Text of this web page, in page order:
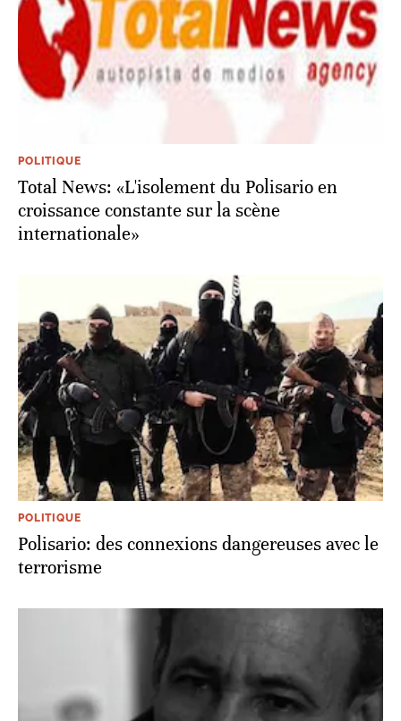
POLITIQUE
Total News: «L'isolement du Polisario en
croissance constante sur la scène
internationale»
POLITIQUE
Polisario: des connexions dangereuses avec le
terrorisme